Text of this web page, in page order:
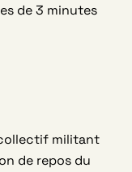
de 3 minutes
collectif militant
de repos du